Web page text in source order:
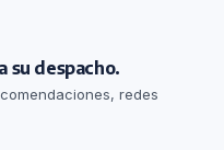
su despacho.
redes